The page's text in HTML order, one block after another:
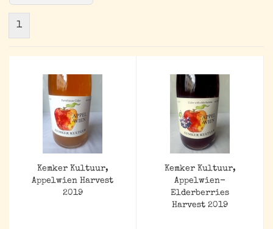
1
Kemker Kultuur,
Appelwien Harvest
2019
Kemker Kultuur,
Appelwien-
Elderberries
Harvest 2019